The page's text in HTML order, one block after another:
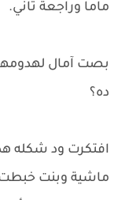
ماما وراجعة تاني.
بصت آمال
ده؟
افتكرت ود شكله
ماشية وبنت خبطت